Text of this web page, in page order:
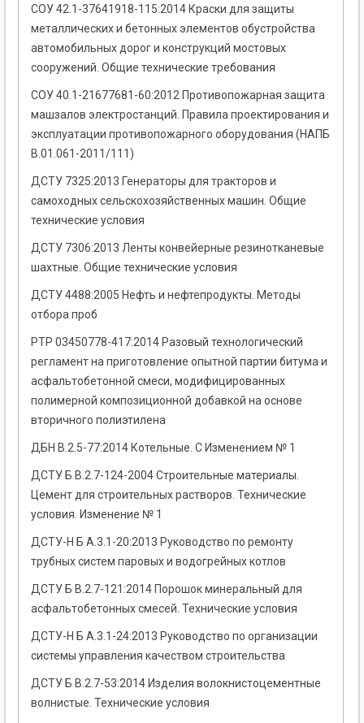
СОУ 42.1-37641918-115:2014 Краски для защиты
металлических и бетонных элементов обустройства
автомобильных дорог и конструкций мостовых
сооружений. Общие технические требования
СОУ 40.1-21677681-60:2012 Противопожарная защита
машзалов электростанций. Правила проектирования и
эксплуатации противопожарного оборудования (НАПБ
В.01.061-2011/111)
ДСТУ 7325:2013 Генераторы для тракторов и
самоходных сельскохозяйственных машин. Общие
технические условия
ДСТУ 7306:2013 Ленты конвейерные резинотканевые
шахтные. Общие технические условия
ДСТУ 4488:2005 Нефть и нефтепродукты. Методы
отбора проб
РТР 03450778-417:2014 Разовый технологический
регламент на приготовление опытной партии битума и
асфальтобетонной смеси, модифицированных
полимерной композиционной добавкой на основе
вторичного полиэтилена
ДБН В.2.5-77:2014 Котельные. С Изменением № 1
ДСТУ Б В.2.7-124-2004 Строительные материалы.
Цемент для строительных растворов. Технические
условия. Изменение № 1
ДСТУ-Н Б А.3.1-20:2013 Руководство по ремонту
трубных систем паровых и водогрейных котлов
ДСТУ Б В.2.7-121:2014 Порошок минеральный для
асфальтобетонных смесей. Технические условия
ДСТУ-Н Б А.3.1-24:2013 Руководство по организации
системы управления качеством строительства
ДСТУ Б В.2.7-53:2014 Изделия волокнистоцементные
волнистые. Технические условия